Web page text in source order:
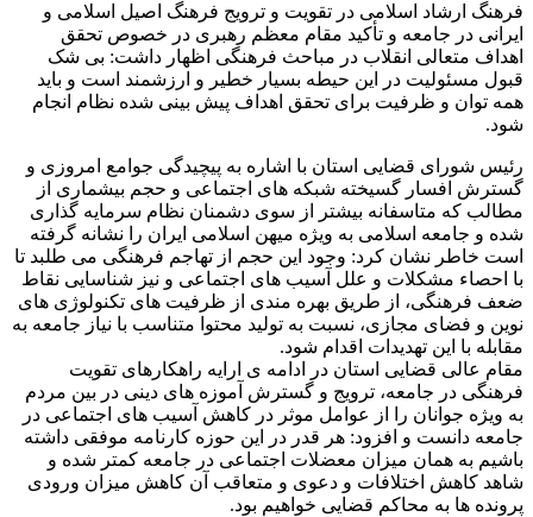
فرهنگ ارشاد اسلامی در تقویت و ترویج فرهنگ اصیل اسلامی و
ایرانی در جامعه و تأکید مقام معظم رهبری در خصوص تحقق
اهداف متعالی انقلاب در مباحث فرهنگی اظهار داشت: بی شک
قبول مسئولیت در این حیطه بسیار خطیر و ارزشمند است و باید
همه توان و ظرفیت برای تحقق اهداف پیش بینی شده نظام انجام
شود.
رئیس شورای قضایی استان با اشاره به پیچیدگی جوامع امروزی و
گسترش افسار گسیخته شبکه های اجتماعی و حجم بیشماری از
مطالب که متاسفانه بیشتر از سوی دشمنان نظام سرمایه گذاری
شده و جامعه اسلامی به ویژه میهن اسلامی ایران را نشانه گرفته
است خاطر نشان کرد: وجود این حجم از تهاجم فرهنگی می طلبد تا
با احصاء مشکلات و علل آسیب های اجتماعی و نیز شناسایی نقاط
ضعف فرهنگی، از طریق بهره مندی از ظرفیت های تکنولوژی های
نوین و فضای مجازی، نسبت به تولید محتوا متناسب با نیاز جامعه به
مقابله با این تهدیدات اقدام شود.
مقام عالی قضایی استان در ادامه ی ارایه راهکارهای تقویت
فرهنگی در جامعه، ترویج و گسترش آموزه های دینی در بین مردم
به ویژه جوانان را از عوامل موثر در کاهش آسیب های اجتماعی در
جامعه دانست و افزود: هر قدر در این حوزه کارنامه موفقی داشته
باشیم به همان میزان معضلات اجتماعی در جامعه کمتر شده و
شاهد کاهش اختلافات و دعوی و متعاقب آن کاهش میزان ورودی
پرونده ها به محاکم قضایی خواهیم بود.